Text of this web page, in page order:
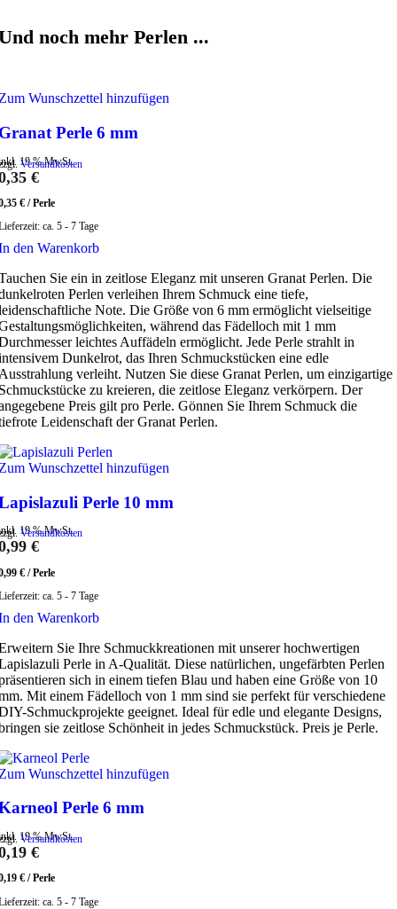
noch mehr Perlen ...
Wunschzettel hinzufügen
Perle 6 mm
19 % MwSt.
Versandkosten
€
€ /Perle
ca. 5 - 7 Tage
den Warenkorb
Sie ein in zeitlose Eleganz mit unseren Granat Perlen. Die
Perlen verleihen Ihrem Schmuck eine tiefe,
Note. Die Größe von 6 mm ermöglicht vielseitige
während das Fädelloch mit 1 mm
leichtes Auffädeln ermöglicht. Jede Perle strahlt in
Dunkelrot, das Ihren Schmuckstücken eine edle
verleiht. Nutzen Sie diese Granat Perlen, um einzigartige
zu kreieren, die zeitlose Eleganz verkörpern. Der
Preis gilt pro Perle. Gönnen Sie Ihrem Schmuck die
Leidenschaft der Granat Perlen.
Wunschzettel hinzufügen
Perle 10 mm
19 % MwSt.
Versandkosten
€
€ /Perle
ca. 5 - 7 Tage
den Warenkorb
Sie Ihre Schmuckkreationen mit unserer hochwertigen
Perle in A-Qualität. Diese natürlichen, ungefärbten Perlen
sich in einem tiefen Blau und haben eine Größe von 10
Mit einem Fädelloch von 1 mm sind sie perfekt für verschiedene
Schmuckprojekte geeignet. Ideal für edle und elegante Designs,
sie zeitlose Schönheit in jedes Schmuckstück. Preis je Perle.
Wunschzettel hinzufügen
Perle 6 mm
19 % MwSt.
Versandkosten
€
€ /Perle
ca. 5 - 7 Tage